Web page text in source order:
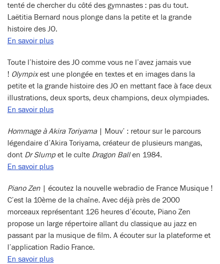
tenté de chercher du côté des gymnastes : pas du tout.
Laëtitia Bernard nous plonge dans la petite et la grande
histoire des JO.
En savoir plus
Toute l’histoire des JO comme vous ne l’avez jamais vue
! Olympixest une plongée en textes et en images dans la
petite et la grande histoire des JO en mettant face à face deux
illustrations, deux sports, deux champions, deux olympiades.
En savoir plus
Hommage à Akira Toriyama | Mouv’ : retour sur le parcours
légendaire d’Akira Toriyama, créateur de plusieurs mangas,
dont Dr Slumpet le culte Dragon Ballen 1984.
En savoir plus
Piano Zen | écoutez la nouvelle webradio de France Musique !
C’est la 10ème de la chaîne. Avec déjà près de 2000
morceaux représentant 126 heures d’écoute, Piano Zen
propose un large répertoire allant du classique au jazz en
passant par la musique de film. A écouter sur la plateforme et
l’application Radio France.
En savoir plus